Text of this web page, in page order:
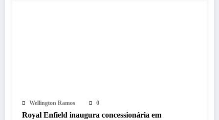
Wellington Ramos 0
Royal Enfield inaugura concessionária em